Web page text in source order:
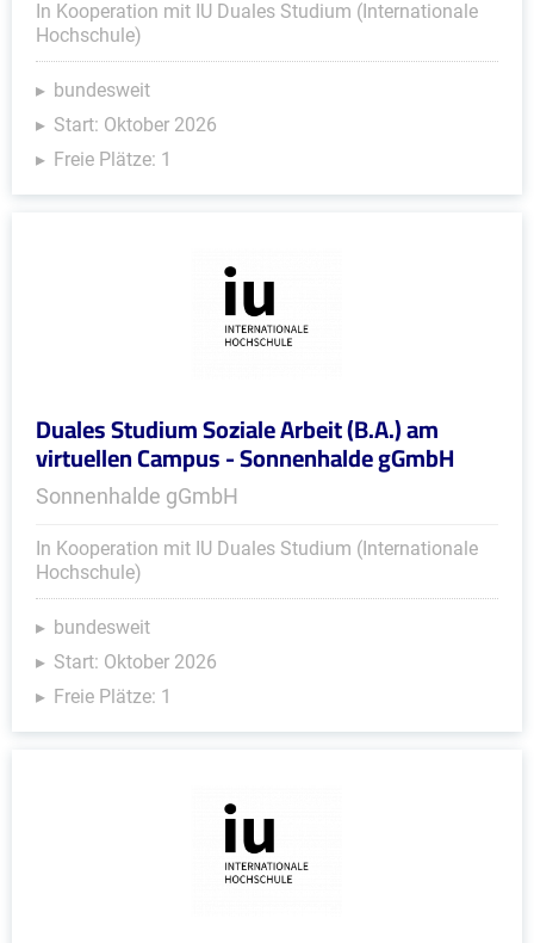
In Kooperation mit IU Duales Studium (Internationale
Hochschule)
bundesweit
Start: Oktober 2026
Freie Plätze: 1
Duales Studium Soziale Arbeit (B.A.) am
virtuellen Campus - Sonnenhalde gGmbH
Sonnenhalde gGmbH
In Kooperation mit IU Duales Studium (Internationale
Hochschule)
bundesweit
Start: Oktober 2026
Freie Plätze: 1